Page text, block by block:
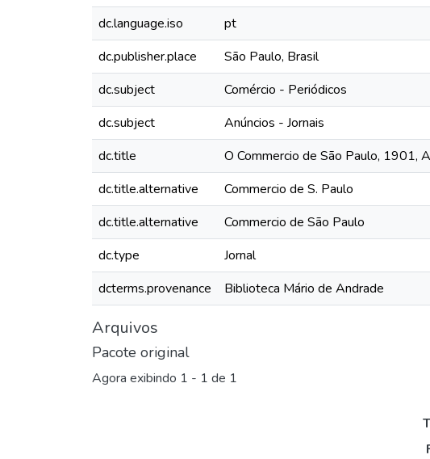
dc.language.iso
pt
dc.publisher.place
São Paulo, Brasil
dc.subject
Comércio - Periódicos
dc.subject
Anúncios - Jornais
dc.title
O Commercio de São Paulo, 1901,
dc.title.alternative
Commercio de S. Paulo
dc.title.alternative
Commercio de São Paulo
dc.type
Jornal
dcterms.provenance
Biblioteca Mário de Andrade
Arquivos
Pacote original
Agora exibindo 1 - 1 de 1